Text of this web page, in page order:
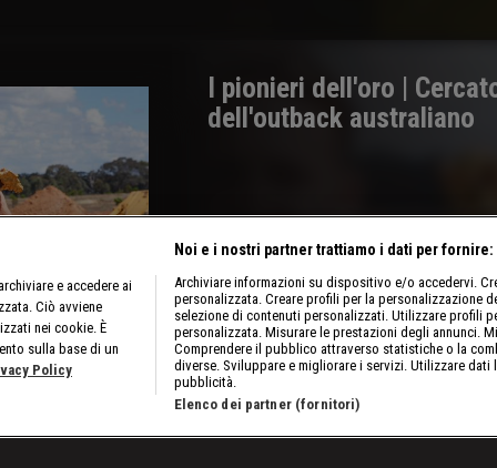
I pionieri dell'oro |
dell'outback australiano
e accedere ai
Ciò avviene
nei cookie. È
sulla base di un
Policy
Noi e i nostri partner trattiamo i dati per fornire:
Archiviare informazioni su dispositivo e/o accedervi.
personalizzata. Creare profili per la personalizzazione
selezione di contenuti personalizzati. Utilizzare profili
personalizzata. Misurare le prestazioni degli annunci.
Comprendere il pubblico attraverso statistiche o la
diverse. Sviluppare e migliorare i servizi. Utilizzare dati
pubblicità.
Elenco dei partner (fornitori)